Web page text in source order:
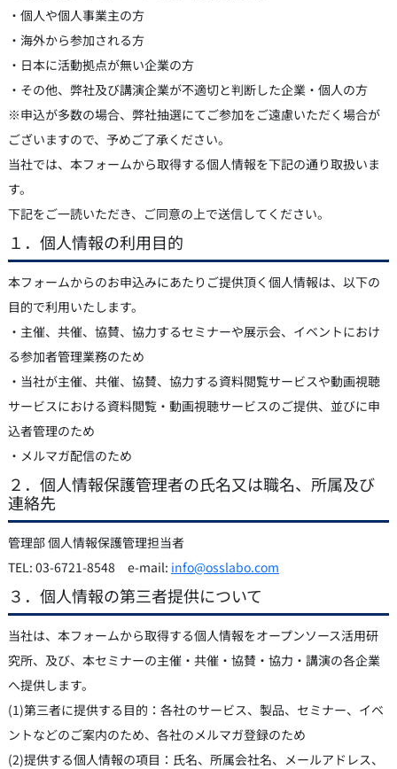
・個人や個人事業主の方
・海外から参加される方
・日本に活動拠点が無い企業の方
・その他、弊社及び講演企業が不適切と判断した企業・個人の方
※申込が多数の場合、弊社抽選にてご参加をご遠慮いただく場合が
ございますので、予めご了承ください。
当社では、本フォームから取得する個人情報を下記の通り取扱いま
す。
下記をご一読いただき、ご同意の上で送信してください。
１．個人情報の利用目的
本フォームからのお申込みにあたりご提供頂く個人情報は、以下の
目的で利用いたします。
・主催、共催、協賛、協力するセミナーや展示会、イベントにおけ
る参加者管理業務のため
・当社が主催、共催、協賛、協力する資料閲覧サービスや動画視聴
サービスにおける資料閲覧・動画視聴サービスのご提供、並びに申
込者管理のため
・メルマガ配信のため
２．個人情報保護管理者の氏名又は職名、所属及び
連絡先
管理部 個人情報保護管理担当者
TEL: 03-6721-8548 e-mail: info@osslabo.com
３．個人情報の第三者提供について
当社は、本フォームから取得する個人情報をオープンソース活用研
究所、及び、本セミナーの主催・共催・協賛・協力・講演の各企業
へ提供します。
(1)第三者に提供する目的：各社のサービス、製品、セミナー、イベ
ントなどのご案内のため、各社のメルマガ登録のため
(2)提供する個人情報の項目：氏名、所属会社名、メールアドレス、